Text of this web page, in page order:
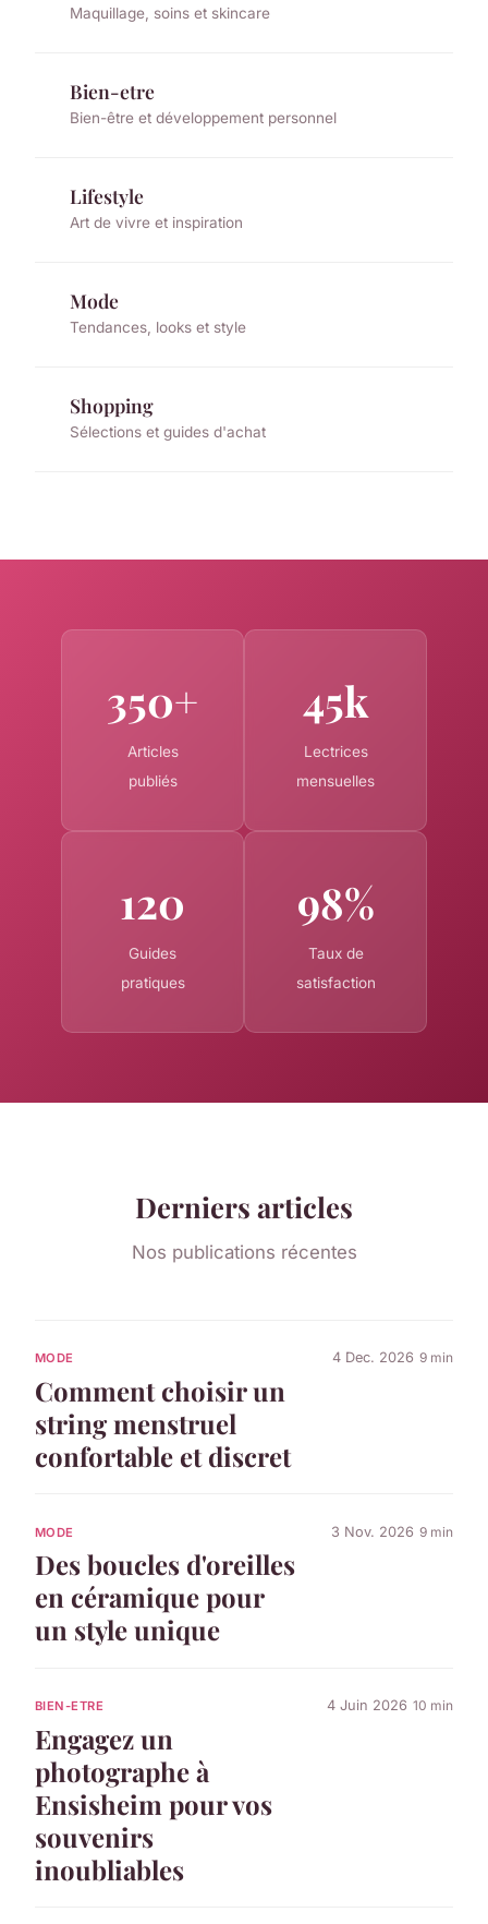
Maquillage, soins et skincare
Bien-etre
Bien-être et développement personnel
Lifestyle
Art de vivre et inspiration
Mode
Tendances, looks et style
Shopping
Sélections et guides d'achat
350+
Articles
publiés
45k
Lectrices
mensuelles
120
Guides
pratiques
98%
Taux de
satisfaction
Derniers articles
Nos publications récentes
MODE
Comment choisir un
string menstruel
confortable et discret
4 Dec. 2026 9 min
MODE
Des boucles d'oreilles
en céramique pour
un style unique
3 Nov. 2026 9 min
BIEN-ETRE
Engagez un
photographe à
Ensisheim pour vos
souvenirs
inoubliables
4 Juin 2026 10 min